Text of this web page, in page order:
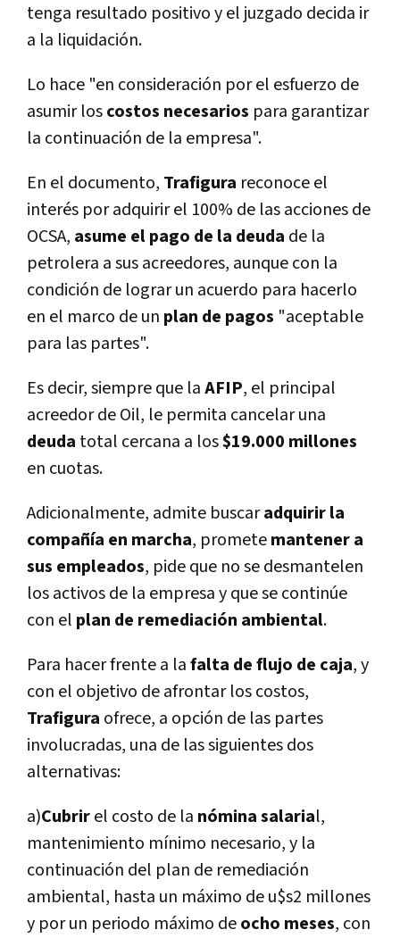
tenga resultado positivo y el juzgado decida ir
a la liquidación.
Lo hace "en consideración por el esfuerzo de
asumir loscostos necesarios para garantizar
la continuación de la empresa".
En el documento, Trafigura reconoce el
interés por adquirir el 100% de las acciones de
OCSA, asume el pago de la deuda de la
petrolera a sus acreedores, aunque con la
condición de lograr un acuerdo para hacerlo
en el marco de un plan de pagos "aceptable
para las partes".
Es decir, siempre que laAFIP, el principal
acreedor de Oil, le permita cancelar una
deuda total cercana a los$19.000 millones
en cuotas.
Adicionalmente, admite buscaradquirir la
compañí­a en marcha, prometemantener a
sus empleados, pide que no se desmantelen
los activos de la empresa y que se continúe
con el plan de remediación ambiental.
Para hacer frente a lafalta deflujo de caja,y
con el objetivo de afrontar los costos,
Trafigura ofrece, a opción de las partes
involucradas, una de las siguientes dos
alternativas:
a)Cubrirel costo de la nómina salarial,
mantenimiento mí­nimo necesario, y la
continuación del plan de remediación
ambiental, hasta un máximo de u$s2 millones
y por un periodo máximo deocho meses, con